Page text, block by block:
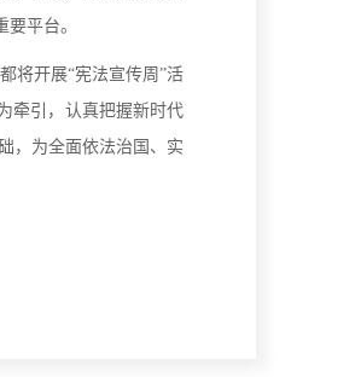
平台。
将开展“宪法宣传周”活
牵引，认真把握新时代
，为全面依法治国、实